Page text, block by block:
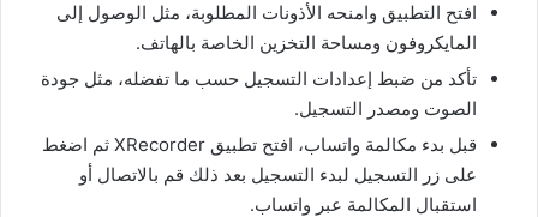
افتح التطبيق وامنحه الأذونات المطلوبة، مثل الوصول إلى
المايكروفون ومساحة التخزين الخاصة بالهاتف.
تأكد من ضبط إعدادات التسجيل حسب ما تفضله، مثل جودة
الصوت ومصدر التسجيل.
قبل بدء مكالمة واتساب، افتح تطبيق XRecorder ثم اضغط
على زر التسجيل لبدء التسجيل بعد ذلك قم بالاتصال أو
استقبال المكالمة عبر واتساب.